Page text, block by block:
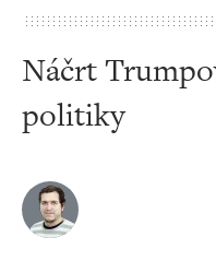
Náčrt
politiky